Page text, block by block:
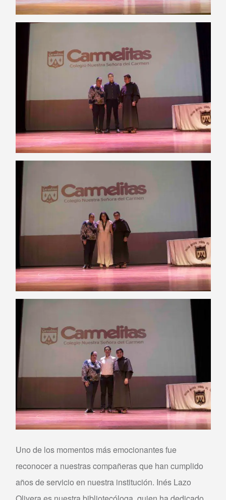
Uno de los momentos más emocionantes fue
reconocer a nuestras compañeras que han cumplido
años de servicio en nuestra institución. Inés Lazo